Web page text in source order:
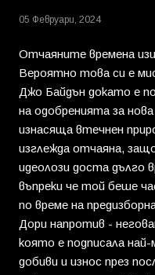
05 Февруари, 2024
Отчаяните времена
Вероятно това си е
Джо Байдън докато е
на одобренията за
изнасяща втечнен
изглежда отчаяна,
идеолози доста дълго
въпреки че той беше
по време на
Дори напротив -
която е подписала
добиви и износ през